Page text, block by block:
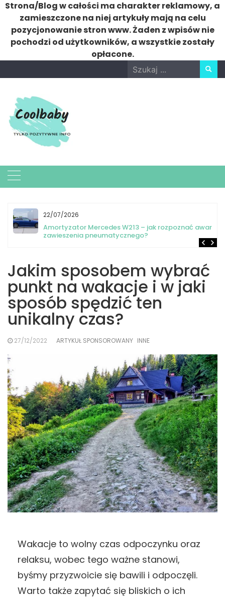
Strona/Blog w całości ma charakter reklamowy, a
zamieszczone na niej artykuły mają na celu
pozycjonowanie stron www. Żaden z wpisów nie
pochodzi od użytkowników, a wszystkie zostały
opłacone.
to
Search
for:
22/07/2026
Amortyzator Mercedes W213 – jak rozpoznać awarię
zawieszenia pneumatycznego?
Jakim sposobem wybrać
punkt na wakacje i w jaki
sposób spędzić ten
unikalny czas?
27/12/2022 ARTYKUŁ SPONSOROWANY INNE
Wakacje to wolny czas odpoczynku oraz
relaksu, wobec tego ważne stanowi,
byśmy przyzwoicie się bawili i odpoczęli.
Warto także zapytać się bliskich o ich